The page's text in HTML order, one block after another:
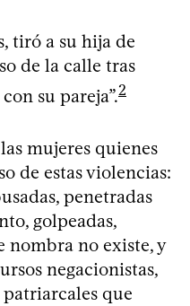
tiró a su hija de
de la calle tras
su pareja”.2
mujeres quienes
de estas violencias:
penetradas
golpeadas,
nombra no existe, y
negacionistas,
que